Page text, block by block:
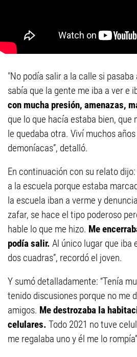
"No podía salir a la calle si
sabía que la gente me iba a ver e
con mucha presión, amenazas,
que lo que hacía estaba bien, que
le quedaba otra. Viví muchos
demoníacas”, detalló.
En continuación con su relato
a la escuela porque estaba
la escuela iban a verme y
zafar, se hace el tipo poderoso
hable lo que me hizo. Me
podía salir. Al único lugar que iba
dos cuadras”, recordó el joven.
Y sumó detalladamente: “Tenía
tenido discusiones porque no me
amigos. Me destrozaba la
celulares. Todo 2021 no tuve
me regalaba uno y él me lo